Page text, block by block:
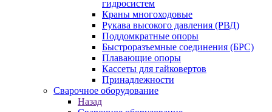
гидросистем
Краны многоходовые
Рукава высокого давления (РВД)
Поддомкратные опоры
Быстроразъемные соединения (БРС)
Плавающие опоры
Кассеты для гайковертов
Принадлежности
Сварочное оборудование
Назад